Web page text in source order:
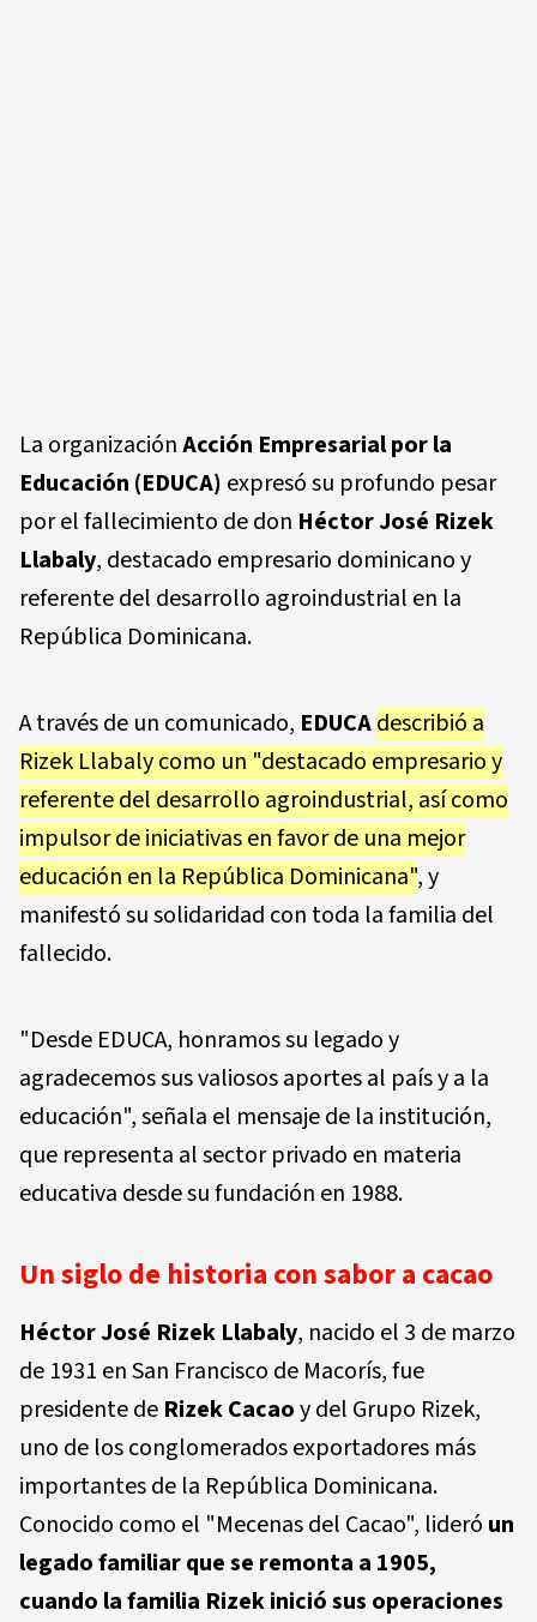
La organizaciónAcción Empresarial por la
Educación (EDUCA) expresó su profundo pesar
por el fallecimiento de don Héctor José Rizek
Llabaly, destacado empresario dominicano y
referente del desarrollo agroindustrial en la
República Dominicana.
A través de un comunicado, EDUCAdescribió a
Rizek Llabaly como un "destacado empresario y
referente del desarrollo agroindustrial, así como
impulsor de iniciativas en favor de una mejor
educación en la República Dominicana", y
manifestó su solidaridad con toda la familia del
fallecido.
"Desde EDUCA, honramos su legado y
agradecemos sus valiosos aportes al país y a la
educación", señala el mensaje de la institución,
que representa al sector privado en materia
educativa desde su fundación en 1988.
Un siglo de historia con sabor a cacao
Héctor José Rizek Llabaly, nacido el 3 de marzo
de 1931 en San Francisco de Macorís, fue
presidente de Rizek Cacaoy del Grupo Rizek,
uno de los conglomerados exportadores más
importantes de la República Dominicana.
Conocido como el "Mecenas del Cacao", lideró un
legado familiar que se remonta a 1905,
cuando la familia Rizek inició sus operaciones